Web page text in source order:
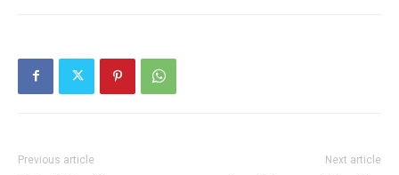
Previous article Next article